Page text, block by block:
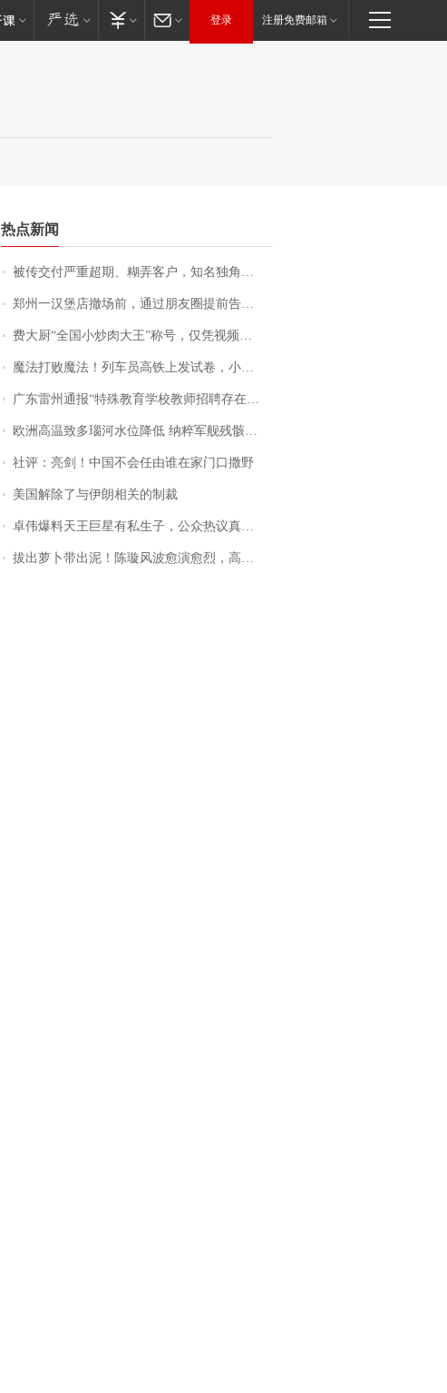
登录 注册免费邮箱
热点新闻
被传交付严重超期、糊弄客户，知名独角兽车企创始人回应：都没证据，将依法采取措施，“本人长期与美国交管局保持沟通，对方表示肯定”
郑州一汉堡店撤场前，通过朋友圈提前告知逐一退费，有顾客仅剩1元也全被退回，分文不少；顾客：言而有信，让人感动
费大厨“全国小炒肉大王”称号，仅凭视频评出？中国烹饪协会回应
魔法打败魔法！列车员高铁上发试卷，小朋友一秒静音，12306回应：列车员个人行为，不是铁路规定
广东雷州通报“特殊教育学校教师招聘存在违规行为”：已启动问责程序 副校长被停职
欧洲高温致多瑙河水位降低 纳粹军舰残骸重见天日
社评：亮剑！中国不会任由谁在家门口撒野
美国解除了与伊朗相关的制裁
卓伟爆料天王巨星有私生子，公众热议真假难辨，实锤何时到来？
拔出萝卜带出泥！陈璇风波愈演愈烈，高晓松、张铁林也被“揪出”